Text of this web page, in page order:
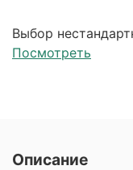
Выбор
Посмотреть
Описание